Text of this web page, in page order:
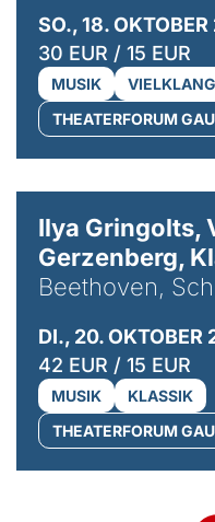
SO., 18.
30 EUR / 15 EUR
MUSIK
VIELKLANG
THEATERFORUM
Ilya Gringolts,
Gerzenberg,
Beethoven,
DI., 20. OKTOBER
42 EUR / 15 EUR
MUSIK
KLASSIK
THEATERFORUM